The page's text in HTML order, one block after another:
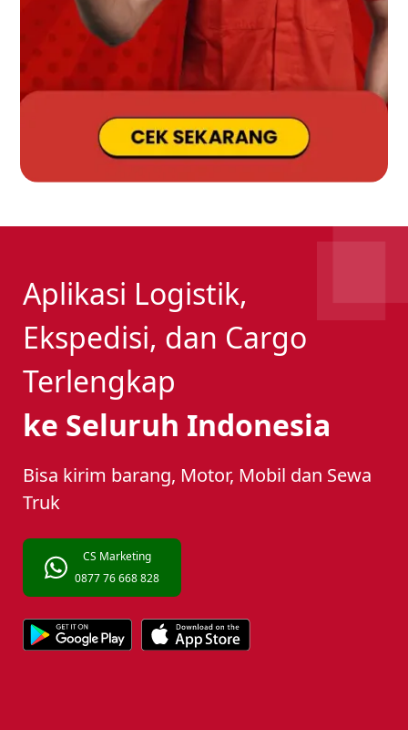
Aplikasi Logistik,
Ekspedisi, dan Cargo
Terlengkap
ke Seluruh Indonesia
Bisa kirim barang, Motor, Mobil dan Sewa
Truk
CS Marketing
0877 76 668 828